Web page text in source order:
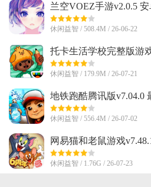
兰空VOEZ手游v2.0.5 安
休闲益智 / 508.4M / 26-06-22
托卡生活学校完整版游
免费版
休闲益智 / 179.9M / 26-07-21
地铁跑酷腾讯版v7.04.0
休闲益智 / 556.4M / 26-07-02
网易猫和老鼠游戏
休闲益智 / 1.76G / 26-07-23